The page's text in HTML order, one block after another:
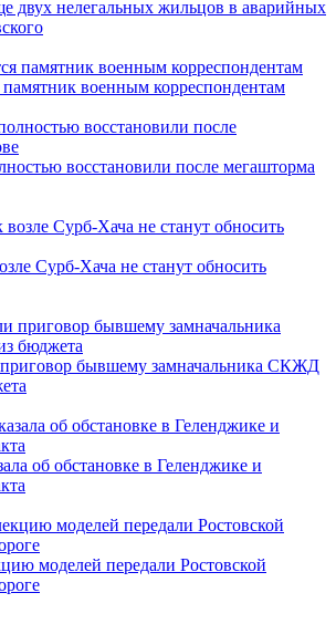
двух нелегальных жильцов в аварийных
памятник военным корреспондентам
восстановили после мегашторма
Сурб-Хача не станут обносить
бывшему замначальника СКЖД
об обстановке в Геленджике и
моделей передали Ростовской